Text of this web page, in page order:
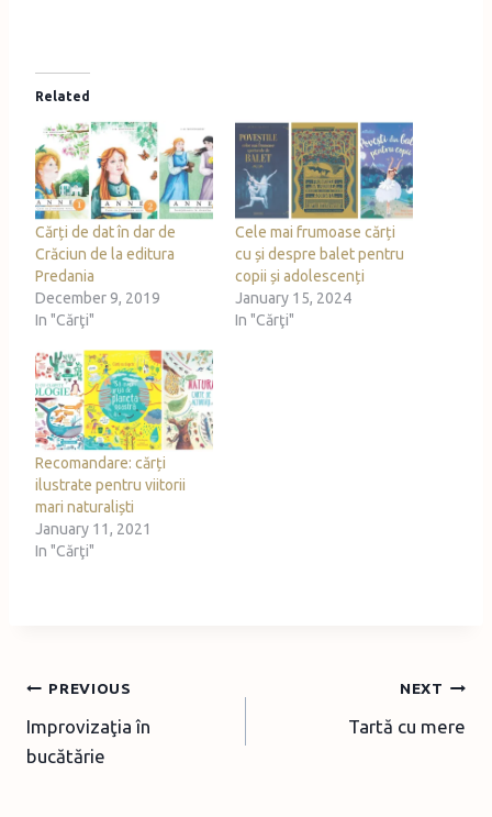
d
i
n
g
…
Related
Cărți de dat în dar de
Crăciun de la editura
Predania
December 9, 2019
In "Cărţi"
Cele mai frumoase cărți
cu și despre balet pentru
copii și adolescenți
January 15, 2024
In "Cărţi"
Recomandare: cărți
ilustrate pentru viitorii
mari naturaliști
January 11, 2021
In "Cărţi"
Post
navigation
PREVIOUS
Improvizaţia în
bucătărie
NEXT
Tartă cu mere